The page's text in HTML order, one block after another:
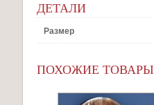
ДЕТАЛИ
Размер
ПОХОЖИЕ ТОВАРЫ